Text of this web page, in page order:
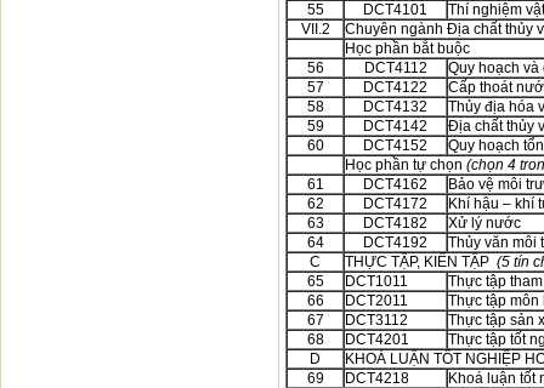
55
DCT4101
Thí nghiệm
VII.2
Chuyên ngành Địa chất thủy
Học phần bắt buộc
56
DCT4112
Quy hoạch
57
DCT4122
Cấp thoát
58
DCT4132
Thủy địa hóa
59
DCT4142
Địa chất thủy
60
DCT4152
Quy hoạch
Học phần tự chọn (chọn 4
61
DCT4162
Bảo vệ môi
62
DCT4172
Khí hậu – khí
63
DCT4182
Xử lý nước
64
DCT4192
Thủy văn môi
C
THỰC TẬP, KIẾN TẬP (5 tín
65
DCT1011
Thực tập
66
DCT2011
Thực tập môn
67
DCT3112
Thực tập sản
68
DCT4201
Thực tập tốt
D
KHOÁ LUẬN TỐT NGHIỆP
69
DCT4218
Khoá luận tốt